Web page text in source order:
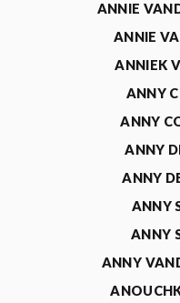
ANNIE
ANNIE
ANNIEK
ANNY
ANNY
ANNY
ANNY
ANNY
ANNY
ANNY